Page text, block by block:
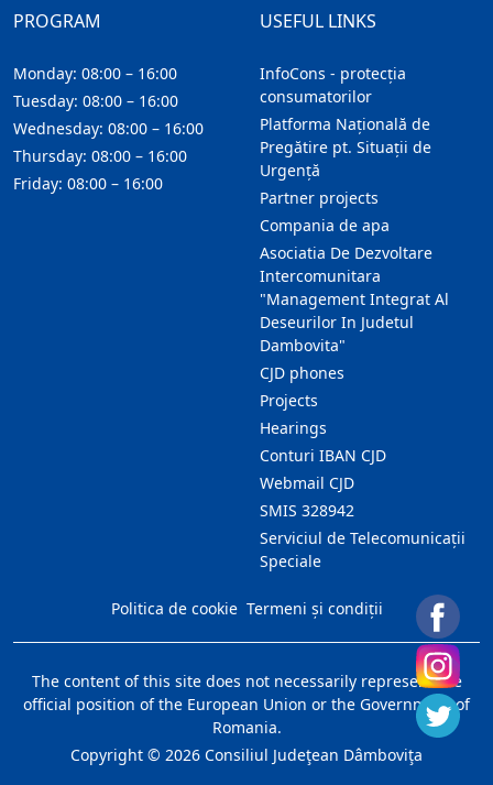
USEFUL LINKS
InfoCons - protecția
consumatorilor
Platforma Națională de
Pregătire pt. Situații de
Urgență
Partner projects
Compania de apa
Asociatia De Dezvoltare
Intercomunitara
"Management Integrat Al
Deseurilor In Judetul
Dambovita"
CJD phones
Projects
Hearings
Conturi IBAN CJD
Webmail CJD
SMIS 328942
Serviciul de Telecomunicații
Speciale
PROGRAM
Monday: 08:00 – 16:00
Tuesday: 08:00 – 16:00
Wednesday: 08:00 – 16:00
Thursday: 08:00 – 16:00
Friday: 08:00 – 16:00
Politica de cookie Termeni și condiții
The content of this site does not necessarily represent the
official position of the European Union or the Government of
Romania.
Copyright © 2026 Consiliul Judeţean Dâmboviţa